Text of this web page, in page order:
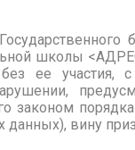
школы
ее участия,
законом
вину